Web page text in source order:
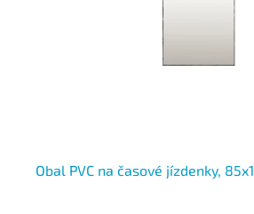
Obal PVC na časové jízdenky,